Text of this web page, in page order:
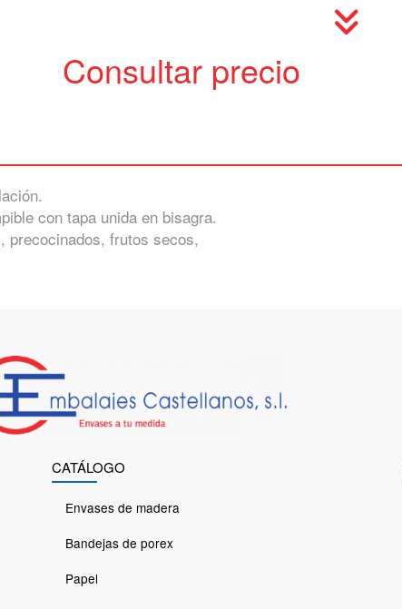
Consultar precio
con tapa unida en bisagra.
precocinados, frutos secos,
CATÁLOGO
Envases de madera
Bandejas de porex
Papel